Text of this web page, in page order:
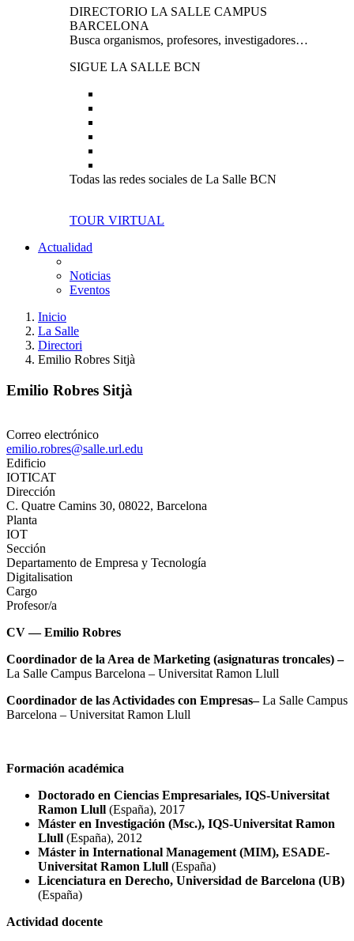
DIRECTORIO LA SALLE CAMPUS
BARCELONA
Busca organismos, profesores, investigadores…
SIGUE LA SALLE BCN
Todas las redes sociales de La Salle BCN
TOUR VIRTUAL
Actualidad
Noticias
Eventos
Inicio
La Salle
Directori
Emilio Robres Sitjà
Emilio Robres Sitjà
Correo electrónico
emilio.robres@salle.url.edu
Edificio
IOTICAT
Dirección
C. Quatre Camins 30, 08022, Barcelona
Planta
IOT
Sección
Departamento de Empresa y Tecnología
Digitalisation
Cargo
Profesor/a
CV — Emilio Robres
Coordinador de la Area de Marketing (asignaturas troncales) –
La Salle Campus Barcelona – Universitat Ramon Llull
Coordinador de las Actividades con Empresas–La Salle Campus
Barcelona – Universitat Ramon Llull
Formación académica
Doctorado en Ciencias Empresariales, IQS-Universitat
Ramon Llull (España), 2017
Máster en Investigación (Msc.), IQS-Universitat Ramon
Llull (España), 2012
Máster in International Management (MIM), ESADE-
Universitat Ramon Llull (España)
Licenciatura en Derecho, Universidad de Barcelona (UB)
(España)
Actividad docente